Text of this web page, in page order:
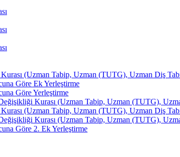
(Uzman Tabip, Uzman (TUTG), Uzman Diş
Göre Ek Yerleştirme
Göre Yerleştirme
Kurası (Uzman Tabip, Uzman (TUTG),
(Uzman Tabip, Uzman (TUTG), Uzman Diş
Kurası (Uzman Tabip, Uzman (TUTG),
Göre 2. Ek Yerleştirme